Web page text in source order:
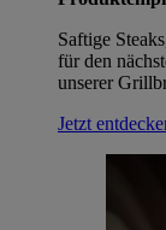
Saftige
für den
unserer
Jetzt